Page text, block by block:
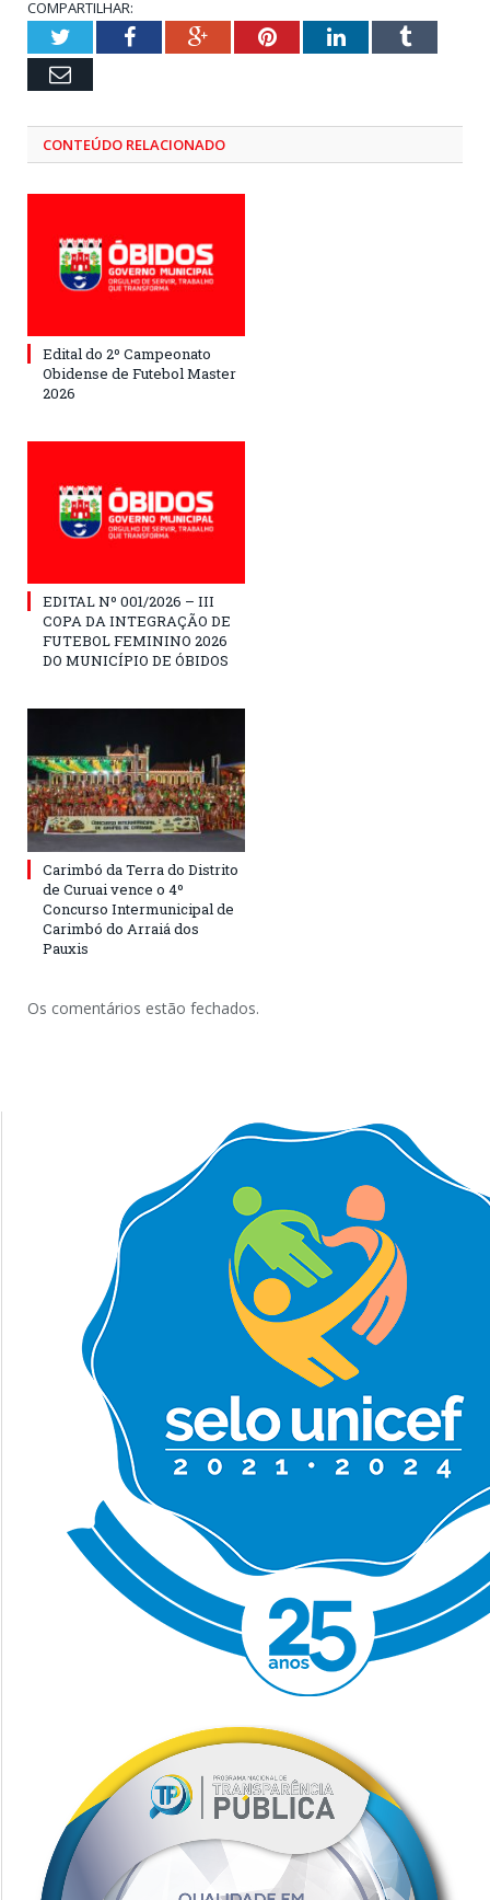
COMPARTILHAR:
TwitterFacebookGoogle+PinterestLinkedInTumblr
Email
CONTEÚDO RELACIONADO
Edital do 2º Campeonato
Obidense de Futebol Master
2026
EDITAL Nº 001/2026 – III
COPA DA INTEGRAÇÃO DE
FUTEBOL FEMININO 2026
DO MUNICÍPIO DE ÓBIDOS
Carimbó da Terra do Distrito
de Curuai vence o 4º
Concurso Intermunicipal de
Carimbó do Arraiá dos
Pauxis
Os comentários estão fechados.